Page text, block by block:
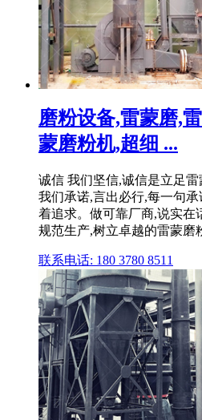
磨粉设备,雷蒙磨,
蒙磨粉机,超细 ...
诚信 我们坚信,诚信是立足雷
我们承诺,言出必行,每一句
着追求。做可靠厂商,说实在
规范生产,树立卓越的雷蒙磨
联系电话: 180 3780 8511